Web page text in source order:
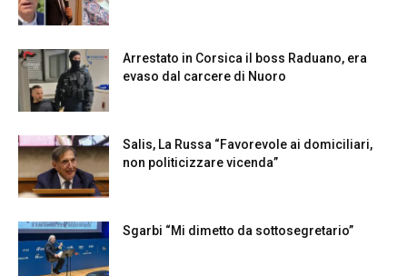
Arrestato in Corsica il boss Raduano, era
evaso dal carcere di Nuoro
Salis, La Russa “Favorevole ai domiciliari,
non politicizzare vicenda”
Sgarbi “Mi dimetto da sottosegretario”